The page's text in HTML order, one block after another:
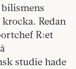
Redan
R:et
studie hade